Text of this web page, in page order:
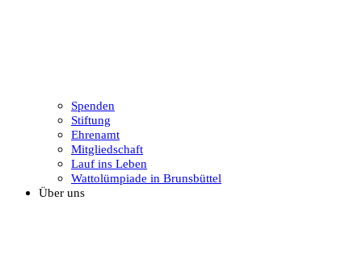
Spenden
Stiftung
Ehrenamt
Mitgliedschaft
Lauf ins Leben
Wattolümpiade in Brunsbüttel
Über uns